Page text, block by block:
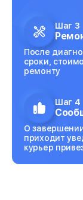
Шаг 3
После
сроки,
ремонту
Шаг 4
О
приходит
курьер